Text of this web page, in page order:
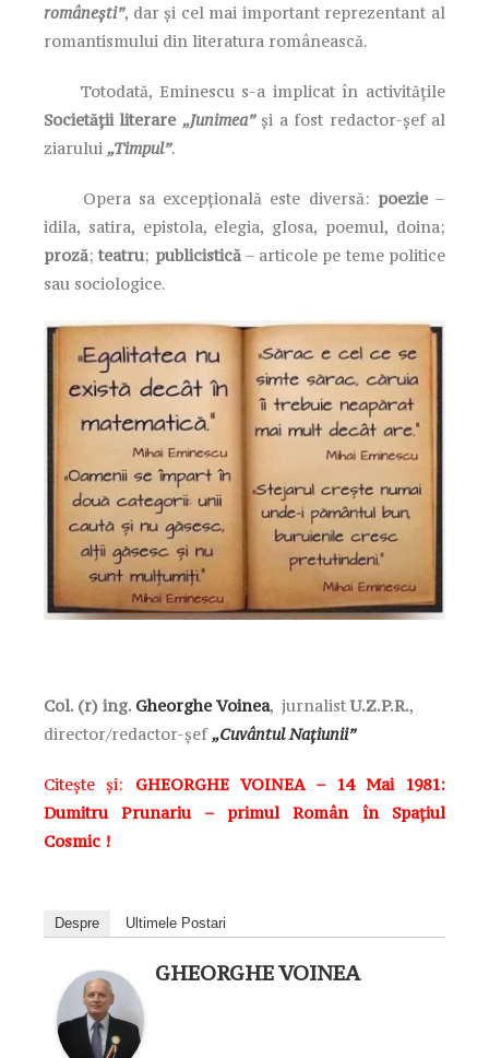
româneşti”, dar şi cel mai important reprezentant al
romantismului din literatura românească.
Totodată, Eminescu s-a implicat în activităţile
Societăţii literare „Junimea”şi a fost redactor-şef al
ziarului „Timpul”.
Opera sa excepțională este diversă: poezie–
idila, satira, epistola, elegia, glosa, poemul, doina;
proză; teatru; publicistică– articole pe teme politice
sau sociologice.
Col. (r) ing. Gheorghe Voinea, jurnalistU.Z.P.R.,
director/redactor-șef „Cuvântul Națiunii”
Citește și: GHEORGHE VOINEA – 14 Mai 1981:
Dumitru Prunariu – primul Român în Spațiul
Cosmic !
Despre Ultimele Postari
GHEORGHE VOINEA